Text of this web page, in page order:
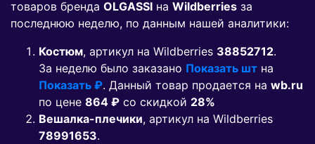
товаров бренда OLGASSI на Wildberries за
последнюю неделю, по данным нашей аналитики:
Костюм, артикул на Wildberries 38852712.
За неделю было заказано Показать шт на
Показать ₽. Данный товар продается на wb.ru
по цене 864 ₽ co скидкой 28%
Вешалка-плечики, артикул на Wildberries
78991653.